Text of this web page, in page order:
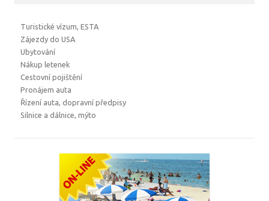
Turistické vízum, ESTA
Zájezdy do USA
Ubytování
Nákup letenek
Cestovní pojištění
Pronájem auta
Řízení auta, dopravní předpisy
Silnice a dálnice, mýto